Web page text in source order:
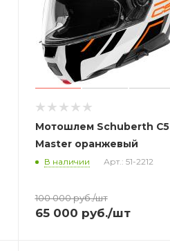
Мотошлем Schuberth C5
Master оранжевый
В наличии Арт.: 51-2212
100 000руб./шт
65 000 руб./шт